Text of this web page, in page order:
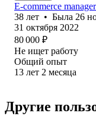
E-commerce
38 лет • Была 26
31 октября 2022
80 000 ₽
Не ищет работу
Общий опыт
13 лет 2 месяца
Другие